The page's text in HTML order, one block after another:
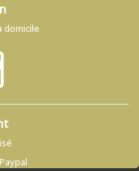
domicile